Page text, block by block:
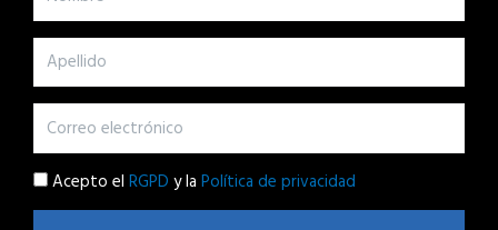
Acepto el RGPD y la Política de privacidad